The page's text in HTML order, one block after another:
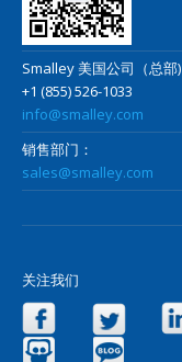
Smalley 美国公司（总部)
+1 (855) 526-1033
info@smalley.com
销售部门：
sales@smalley.com
关注我们